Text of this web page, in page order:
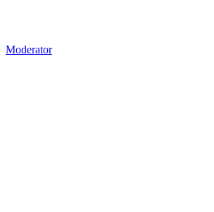
Moderator